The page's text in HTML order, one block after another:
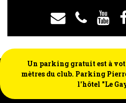
Un parking gratuit est à
mètres du club. Parking
l'hôtel "Le